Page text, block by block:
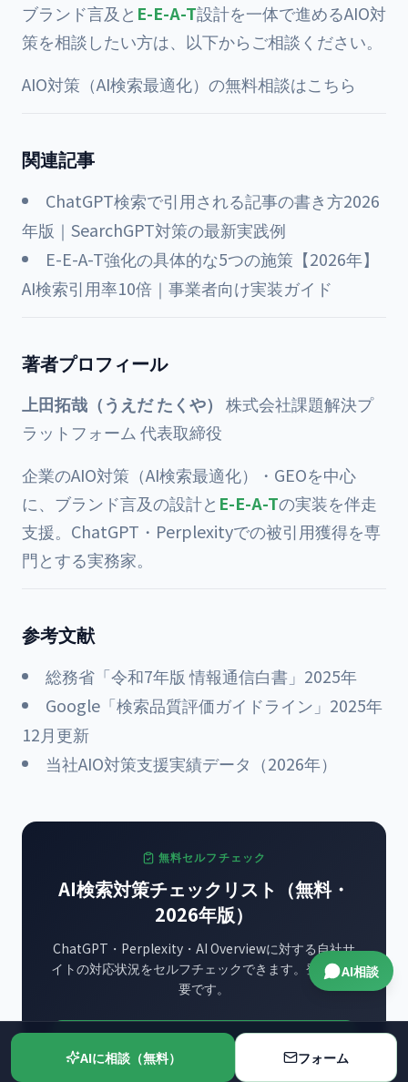
ブランド言及と E-E-A-T設計を一体で進めるAIO対
策を相談したい方は、以下からご相談ください。
AIO対策（AI検索最適化）の無料相談はこちら
関連記事
ChatGPT検索で引用される記事の書き方2026
年版｜SearchGPT対策の最新実践例
E-E-A-T強化の具体的な5つの施策【2026年】
AI検索引用率10倍｜事業者向け実装ガイド
著者プロフィール
上田拓哉（うえだ たくや） 株式会社課題解決プ
ラットフォーム 代表取締役
企業のAIO対策（AI検索最適化）・GEOを中心
に、ブランド言及の設計と E-E-A-Tの実装を伴走
支援。ChatGPT・Perplexityでの被引用獲得を専
門とする実務家。
参考文献
総務省「令和7年版 情報通信白書」2025年
Google「検索品質評価ガイドライン」2025年
12月更新
当社AIO対策支援実績データ（2026年）
無料セルフチェック
AI検索対策チェックリスト（無料・
2026年版）
ChatGPT・Perplexity・AI Overviewに対する自社サ
イトの対応状況をセルフチェックできます。登録は不
要です。
チェックリストを開く
AIに相談（無料） フォーム
AI相談